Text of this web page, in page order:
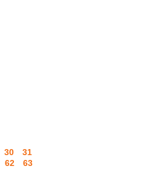
30
31
62
63